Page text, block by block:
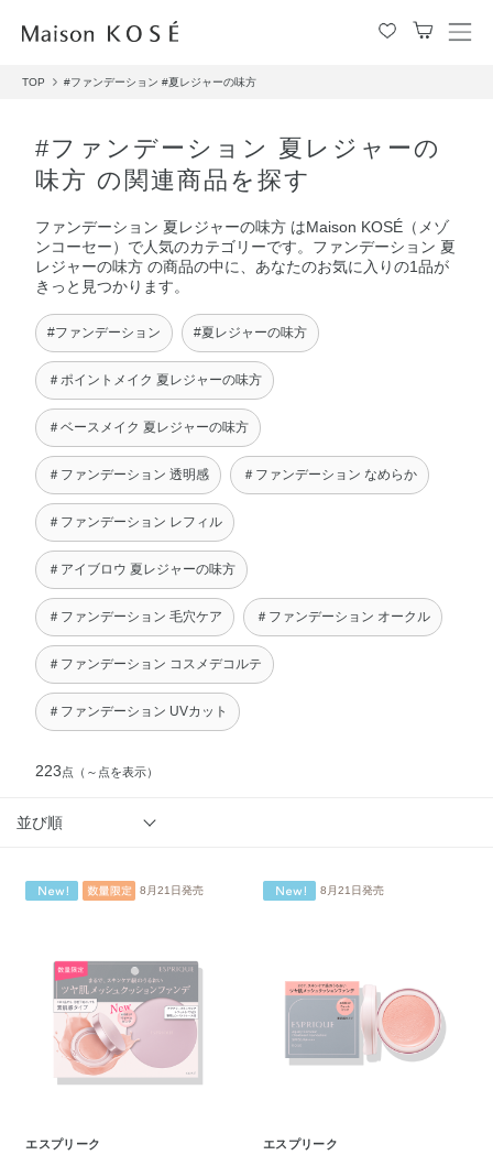
メ
TOP #ファンデーション #夏レジャーの味方
#ファンデーション 夏レジャーの
味方 の関連商品を探す
ファンデーション 夏レジャーの味方 はMaison KOSÉ（メゾ
ンコーセー）で人気のカテゴリーです。ファンデーション 夏
レジャーの味方 の商品の中に、あなたのお気に入りの1品が
きっと見つかります。
#ファンデーション #夏レジャーの味方
＃ポイントメイク 夏レジャーの味方
＃ベースメイク 夏レジャーの味方
＃ファンデーション 透明感 ＃ファンデーション なめらか
＃ファンデーション レフィル
＃アイブロウ 夏レジャーの味方
＃ファンデーション 毛穴ケア ＃ファンデーション オークル
＃ファンデーション コスメデコルテ
＃ファンデーション UVカット
223点 （～点を表示）
並び順
8月21日発売
エスプリーク
8月21日発売
エスプリーク